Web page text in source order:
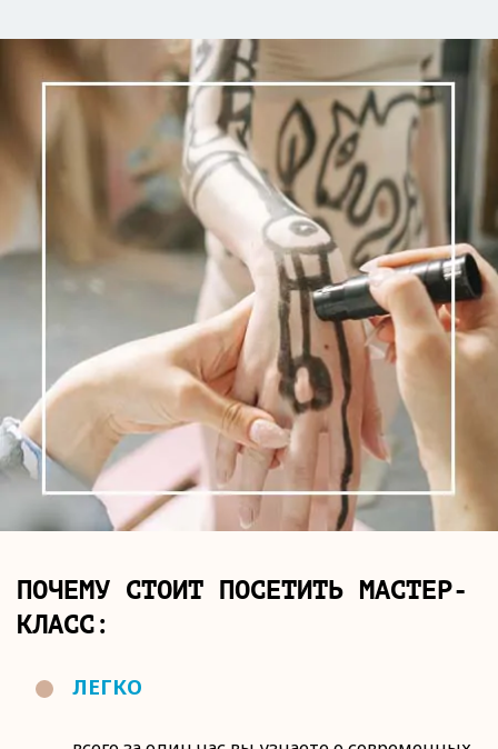
ПОЧЕМУ СТОИТ ПОСЕТИТЬ МАСТЕР-
КЛАСС:
ЛЕГКО